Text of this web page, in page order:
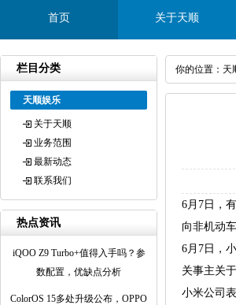
首页 关于天顺
栏目分类
天顺娱乐
关于天顺
业务范围
最新动态
联系我们
热点资讯
iQOO Z9 Turbo+值得入手吗？参
数配置，优缺点分析
ColorOS 15多处升级公布，OPPO
你的位置： 天
6月7日，
向非机动
6月7日，
关事主关
小米公司